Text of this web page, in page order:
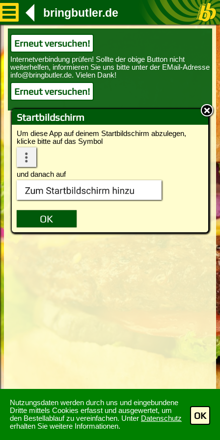
Nutzungsdaten werden durch uns und eingebundene
Dritte mittels Cookies erfasst und ausgewertet, um
den Bestellablauf zu vereinfachen. Unter Datenschutz
erhalten Sie weitere Informationen.
OK
Startbildschirm
Um diese App auf deinem Startbildschirm abzulegen,
klicke bitte auf das Symbol
und danach auf
bringbutler.de
Erneut versuchen!
Erneut versuchen!